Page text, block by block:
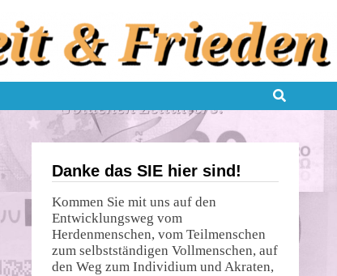
Danke das SIE hier sind!
Kommen Sie mit uns auf den
Entwicklungsweg vom
Herdenmenschen, vom Teilmenschen
zum selbstständigen Vollmenschen, auf
den Weg zum Individium und Akraten,